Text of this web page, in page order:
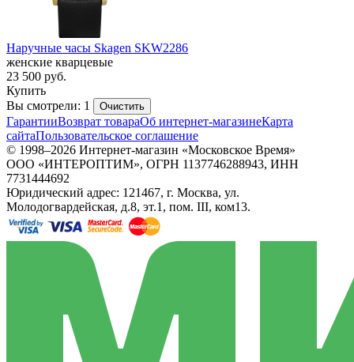
Наручные часы Skagen SKW2286
женские кварцевые
23 500 руб.
Купить
Вы смотрели: 1
Очистить
ГарантииВозврат товараОб интернет-магазинеКарта
сайтаПользовательское соглашение
© 1998–2026 Интернет-магазин «Московское Время»
ООО «ИНТЕРОПТИМ», ОГРН 1137746288943, ИНН
7731444692
Юридический адрес: 121467, г. Москва, ул.
Молодогвардейская, д.8, эт.1, пом. III, ком13.